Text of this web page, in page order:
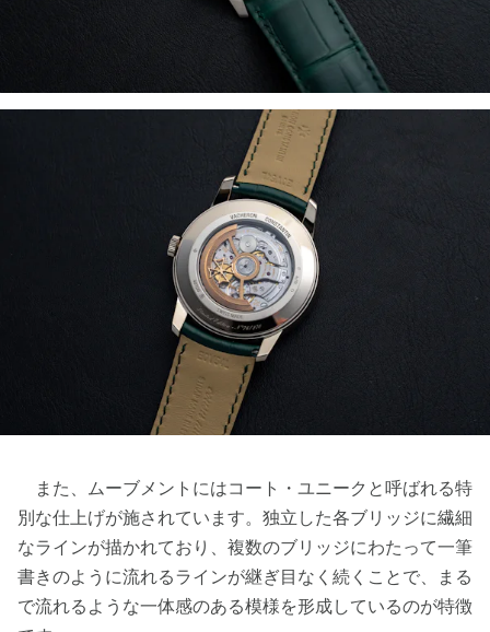
また、ムーブメントにはコート・ユニークと呼ばれる特
別な仕上げが施されています。独立した各ブリッジに繊細
なラインが描かれており、複数のブリッジにわたって一筆
書きのように流れるラインが継ぎ目なく続くことで、まる
で流れるような一体感のある模様を形成しているのが特徴